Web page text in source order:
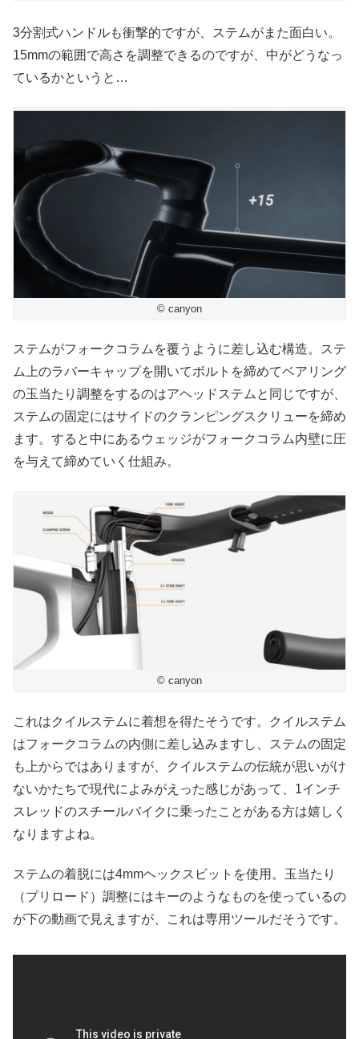
3分割式ハンドルも衝撃的ですが、ステムがまた面白い。
15mmの範囲で高さを調整できるのですが、中がどうなっ
ているかというと…
© canyon
ステムがフォークコラムを覆うように差し込む構造。ステ
ム上のラバーキャップを開いてボルトを締めてベアリング
の玉当たり調整をするのはアヘッドステムと同じですが、
ステムの固定にはサイドのクランピングスクリューを締め
ます。すると中にあるウェッジがフォークコラム内壁に圧
を与えて締めていく仕組み。
© canyon
これはクイルステムに着想を得たそうです。クイルステム
はフォークコラムの内側に差し込みますし、ステムの固定
も上からではありますが、クイルステムの伝統が思いがけ
ないかたちで現代によみがえった感じがあって、1インチ
スレッドのスチールバイクに乗ったことがある方は嬉しく
なりますよね。
ステムの着脱には4mmヘックスビットを使用。玉当たり
（プリロード）調整にはキーのようなものを使っているの
が下の動画で見えますが、これは専用ツールだそうです。